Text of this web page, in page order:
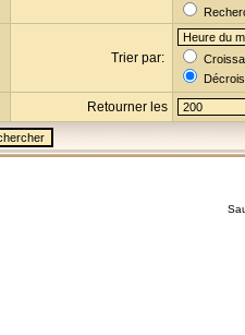
Trier par:
Retourner les